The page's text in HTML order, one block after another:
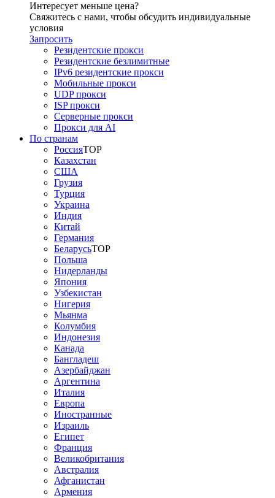
Интересует меньше цена?
Свяжитесь с нами, чтобы обсудить индивидуальные
условия
Запросить
Резидентские прокси
Резидентские безлимитные
IPv6 резидентские прокси
Мобильные прокси
UDP прокси
ISP прокси
Серверные прокси
Прокси для AI
По странам
РоссияTOP
Казахстан
США
Грузия
Турция
Украина
Индия
Китай
Германия
БеларусьTOP
Польша
Нидерланды
Япония
Узбекистан
Нигерия
Мьянма
Колумбия
Индонезия
Канада
Бангладеш
Азербайджан
Аргентина
Италия
Европа
Иностранные
Израиль
Египет
Франция
Великобритания
Австралия
Афганистан
Армения